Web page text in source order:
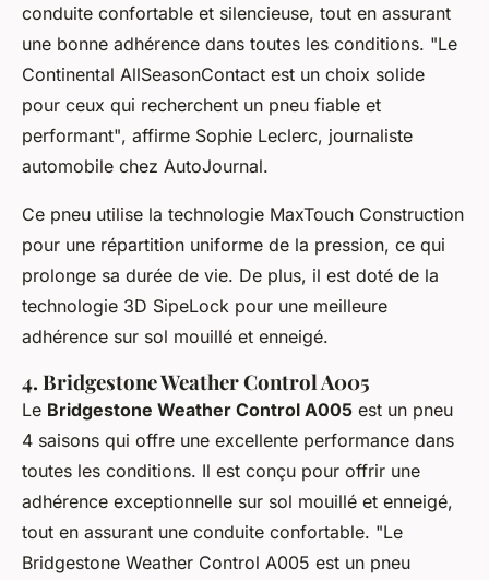
conduite confortable et silencieuse, tout en assurant
une bonne adhérence dans toutes les conditions. "Le
Continental AllSeasonContact est un choix solide
pour ceux qui recherchent un pneu fiable et
performant", affirme Sophie Leclerc, journaliste
automobile chez AutoJournal.
Ce pneu utilise la technologie MaxTouch Construction
pour une répartition uniforme de la pression, ce qui
prolonge sa durée de vie. De plus, il est doté de la
technologie 3D SipeLock pour une meilleure
adhérence sur sol mouillé et enneigé.
4. Bridgestone Weather Control A005
Le Bridgestone Weather Control A005 est un pneu
4 saisons qui offre une excellente performance dans
toutes les conditions. Il est conçu pour offrir une
adhérence exceptionnelle sur sol mouillé et enneigé,
tout en assurant une conduite confortable. "Le
Bridgestone Weather Control A005 est un pneu